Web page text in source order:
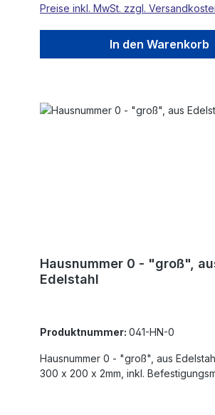
Preise inkl. MwSt. zzgl.
In den Warenkorb
Hausnummer 0 - "groß",
Edelstahl
Produktnummer: 041-HN-0
Hausnummer 0 - "groß", aus
300 x 200 x 2mm, inkl.